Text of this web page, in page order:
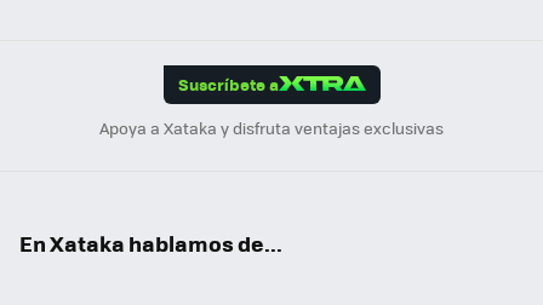
Suscríbete a
Apoya a Xataka y disfruta ventajas exclusivas
En Xataka hablamos de...